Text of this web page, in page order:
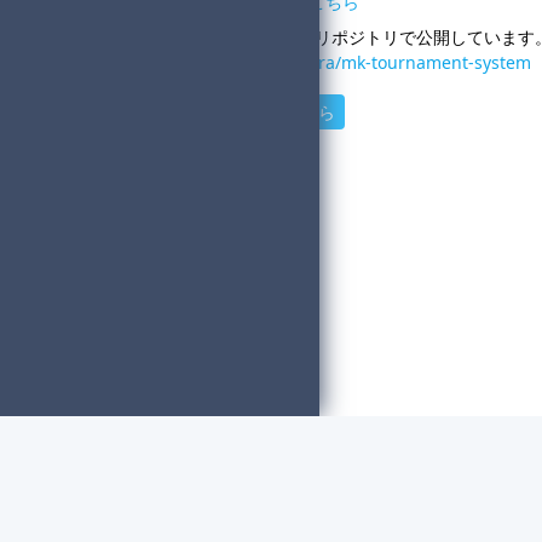
ソースコードは以下のGitHubリポジトリで公開しています
https://github.com/y-sasahara/mk-tournament-system
スネーク方式の組分けはこちら